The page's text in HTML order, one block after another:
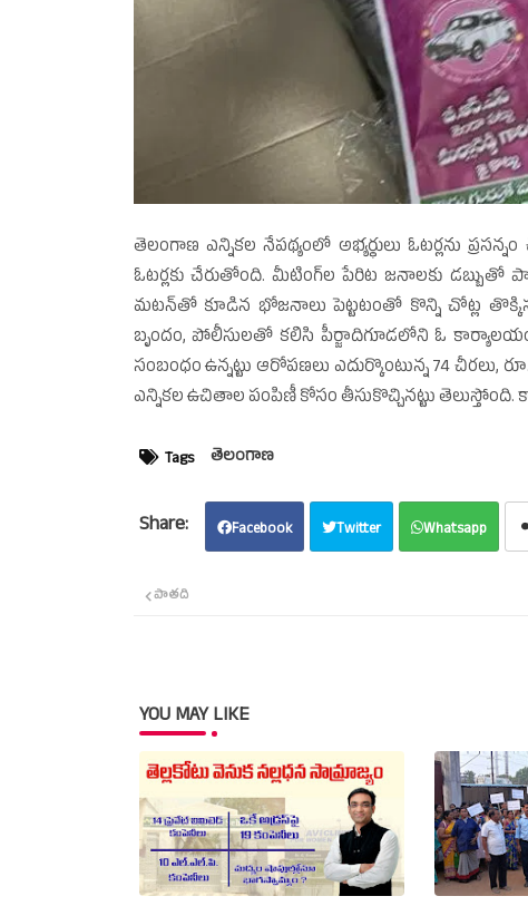
తెలంగాణ ఎన్నికల నేపథ్యంలో అభ్యర్థులు ఓటర్లను
ఓటర్లకు చేరుతోంది. మీటింగ్‌ల పేరిట జనాలకు డబ్బుతో
మటన్‌తో కూడిన భోజనాలు పెట్టటంతో కొన్ని చోట్ల
బృందం, పోలీసులతో కలిసి పీర్జాదిగూడలోని ఓ
సంబంధం ఉన్నట్టు ఆరోపణలు ఎదుర్కొంటున్న 74 చీరలు,
ఎన్నికల ఉచితాల పంపిణీ కోసం తీసుకొచ్చినట్టు తెలుస్తోంది.
Tags తెలంగాణ
Facebook Twitter Whatsapp
పాతది
YOU MAY LIKE